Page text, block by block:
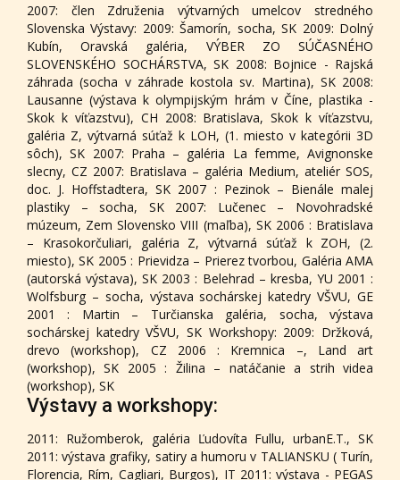
2007: člen Združenia výtvarných umelcov stredného
Slovenska Výstavy: 2009: Šamorín, socha, SK 2009: Dolný
Kubín, Oravská galéria, VÝBER ZO SÚČASNÉHO
SLOVENSKÉHO SOCHÁRSTVA, SK 2008: Bojnice - Rajská
záhrada (socha v záhrade kostola sv. Martina), SK 2008:
Lausanne (výstava k olympijským hrám v Číne, plastika -
Skok k víťazstvu), CH 2008: Bratislava, Skok k víťazstvu,
galéria Z, výtvarná súťaž k LOH, (1. miesto v kategórii 3D
sôch), SK 2007: Praha – galéria La femme, Avignonske
slecny, CZ 2007: Bratislava – galéria Medium, ateliér SOS,
doc. J. Hoffstadtera, SK 2007 : Pezinok – Bienále malej
plastiky – socha, SK 2007: Lučenec – Novohradské
múzeum, Zem Slovensko VIII (maľba), SK 2006 : Bratislava
– Krasokorčuliari, galéria Z, výtvarná súťaž k ZOH, (2.
miesto), SK 2005 : Prievidza – Prierez tvorbou, Galéria AMA
(autorská výstava), SK 2003 : Belehrad – kresba, YU 2001 :
Wolfsburg – socha, výstava sochárskej katedry VŠVU, GE
2001 : Martin – Turčianska galéria, socha, výstava
sochárskej katedry VŠVU, SK Workshopy: 2009: Držková,
drevo (workshop), CZ 2006 : Kremnica –, Land art
(workshop), SK 2005 : Žilina – natáčanie a strih videa
(workshop), SK
Výstavy a workshopy:
2011: Ružomberok, galéria Ľudovíta Fullu, urbanE.T., SK
2011: výstava grafiky, satiry a humoru v TALIANSKU ( Turín,
Florencia, Rím, Cagliari, Burgos), IT 2011: výstava - PEGAS